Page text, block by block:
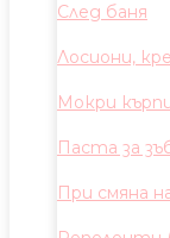
След баня
Лосиони,
Мокри
Паста за
При смяна